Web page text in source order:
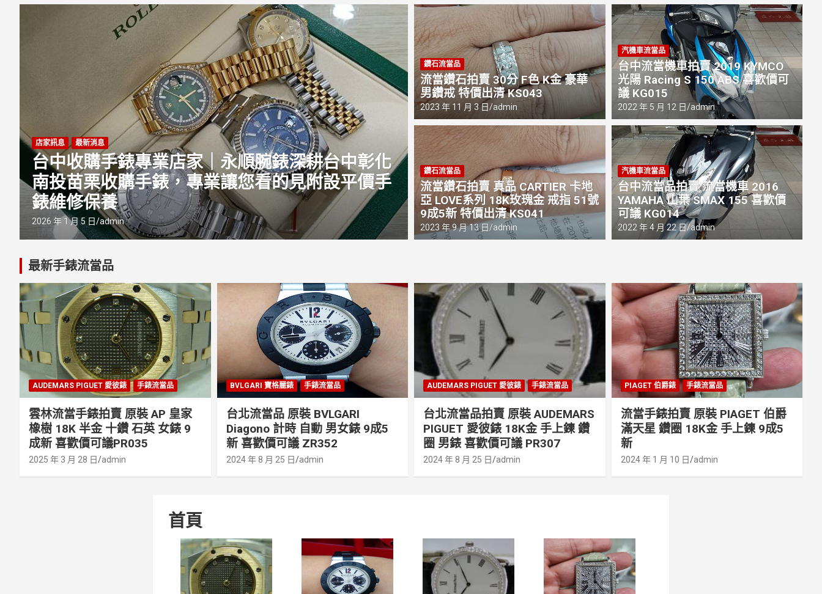
店家訊息 最新消息
? 永順腕錶 — 免費服務點的到，高價收購手錶找
得到
2025 年 11 月 12 日 admin
店家訊息 最新消息
彰化收購手錶推薦｜合豐當舖專業高價收購
ROLEX名錶｜提供台中與南投免費估價服務
2025 年 7 月 22 日 admin
鑽石流當品
流當鑽石拍賣 30分 F色 K金 豪華
男鑽戒 特價出清 KS043
2023 年 11 月 3 日 admin
鑽石流當品
流當鑽石拍賣 真品 CARTIER 卡地
亞 LOVE系列 18K玫瑰金 戒指 51號
9成5新 特價出清 KS041
2023 年 9 月 13 日 admin
汽機車流當品
台中流當機車拍賣 2019 KYMCO
光陽 Racing S 150 ABS 喜歡價可
議 KG015
2022 年 5 月 12 日 admin
汽機車流當品
台中流當品拍賣 流當機車 2016
YAMAHA 山葉 SMAX 155 喜歡價
可議 KG014
2022 年 4 月 22 日 admin
最新手錶流當品
AUDEMARS PIGUET 愛彼錶 手錶流當品
雲林流當手錶拍賣 原裝 AP 皇家
橡樹 18K 半金 十鑽 石英 女錶 9
成新 喜歡價可議PR035
2025 年 3 月 28 日 admin
BVLGARI 寶格麗錶 手錶流當品
台北流當品 原裝 BVLGARI
Diagono 計時 自動 男女錶 9成5
新 喜歡價可議 ZR352
2024 年 8 月 25 日 admin
AUDEMARS PIGUET 愛彼錶 手錶流當品
台北流當品拍賣 原裝 AUDEMARS
PIGUET 愛彼錶 18K金 手上鍊 鑽
圈 男錶 喜歡價可議 PR307
2024 年 8 月 25 日 admin
PIAGET 伯爵錶 手錶流當品
流當手錶拍賣 原裝 PIAGET 伯爵
滿天星 鑽圈 18K金 手上鍊 9成5
新
2024 年 1 月 10 日 admin
首頁